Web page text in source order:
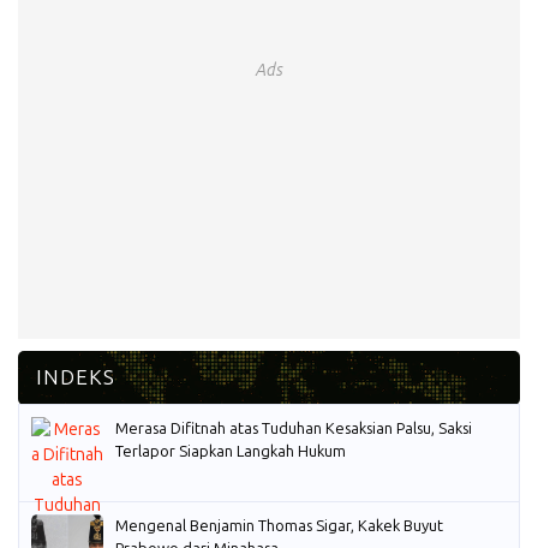
Ads
Merasa Difitnah atas Tuduhan Kesaksian Palsu, Saksi
Terlapor Siapkan Langkah Hukum
Mengenal Benjamin Thomas Sigar, Kakek Buyut